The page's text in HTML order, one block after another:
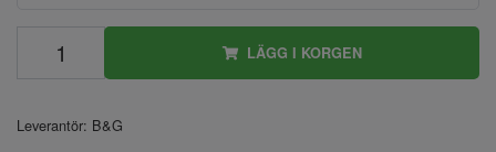
LÄGG I KORGEN
Leverantör: B&G